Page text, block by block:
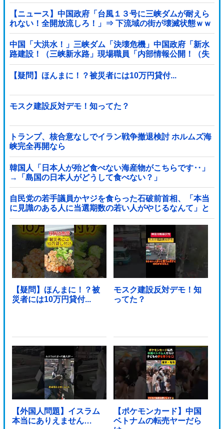
【ニュース】中国政府「台風１３号に三峡ダムが耐えら
れない！全開放流しろ！」⇒ 下流域の街が壊滅状態ｗｗ
ｗｗｗ
中国「大洪水！」三峡ダム「決壊危機」中国政府「新水
路建設！（三峡新水路」現場職員「内部情報公開！（失
踪」湖南省「三峡放流情報（画像」台風13号「...
【疑問】ほんまに！？被災者には10万円貸付...
モスク建設反対デモ！知ってた？
トランプ、核合意なしでイラン戦争撤退検討 ホルムズ海
峡完全再開なら
韓国人「日本人が殆ど食べない海産物がこちらです‥」
→「島国の日本人がどうして食べない？」
自民党の若手議員かヤジを食らった石破前首相、「本当
に見識のある人に当選期数の若い人がやじるなんて」と
不満たらたらな様子を見せて……他
【疑問】ほんまに！？被
災者には10万円貸付...
モスク建設反対デモ！知
ってた？
【外国人問題】イスラム
本当にありえません…
【ポケモンカード】中国
ベトナムの転売ヤーだら